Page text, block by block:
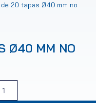
20 tapas Ø40 mm no
Ø40 MM NO